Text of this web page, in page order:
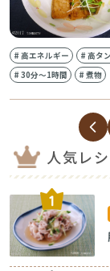
#高エネルギー #高タ
#30分〜1時間 #煮物
人気レ